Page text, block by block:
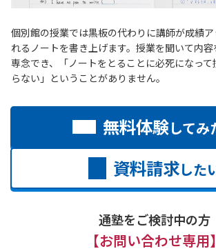
個別館の授業では黒板の代わりに講師が成績
れるノートを書き上げます。授業を聞いて内
専念でき、「ノートをとることに必死になって
らない」ということがありません。
無料体験してみ
資料請求した
通塾をご検討中の方
【お問い合わせ専用】